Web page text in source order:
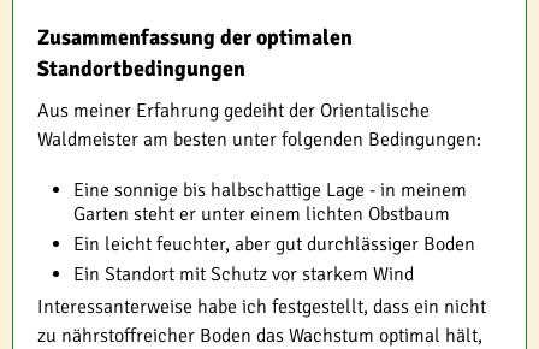
Zusammenfassung der optimalen
Standortbedingungen
Aus meiner Erfahrung gedeiht der Orientalische
Waldmeister am besten unter folgenden Bedingungen:
Eine sonnige bis halbschattige Lage - in meinem
Garten steht er unter einem lichten Obstbaum
Ein leicht feuchter, aber gut durchlässiger Boden
Ein Standort mit Schutz vor starkem Wind
Interessanterweise habe ich festgestellt, dass ein nicht
zu nährstoffreicher Boden das Wachstum optimal hält,